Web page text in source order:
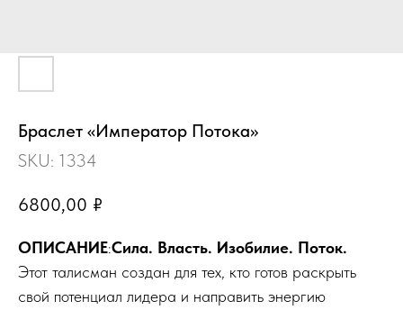
Браслет «Император Потока»
SKU: 1334
6800,00 ₽
ОПИСАНИЕ:Сила. Власть. Изобилие. Поток.
Этот талисман создан для тех, кто готов раскрыть
свой потенциал лидера и направить энергию